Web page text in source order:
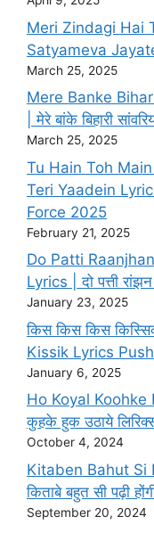
Meri Zindagi Hai
Satyameva
March 25, 2025
Mere Banke
| मेरे बांके बिहारी
March 25, 2025
Tu Hain Toh
Teri Yaadein
Force 2025
February 21, 2025
Do Patti
Lyrics | दो पत्ती
January 23, 2025
किस किस किस
Kissik Lyrics
January 6, 2025
Ho Koyal Koohke
कुहके हुक उठाये
October 4, 2024
Kitaben Bahut Si
किताबे बहुत सी पढ़ी
September 20, 2024